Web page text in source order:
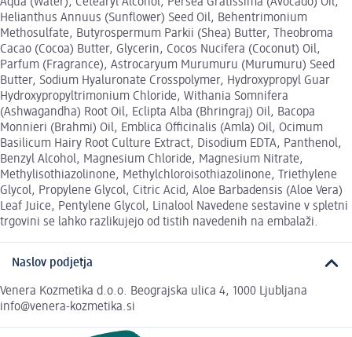
Helianthus Annuus (Sunflower) Seed Oil, Behentrimonium
Methosulfate, Butyrospermum Parkii (Shea) Butter, Theobroma
Cacao (Cocoa) Butter, Glycerin, Cocos Nucifera (Coconut) Oil,
Parfum (Fragrance), Astrocaryum Murumuru (Murumuru) Seed
Butter, Sodium Hyaluronate Crosspolymer, Hydroxypropyl Guar
Hydroxypropyltrimonium Chloride, Withania Somnifera
(Ashwagandha) Root Oil, Eclipta Alba (Bhringraj) Oil, Bacopa
Monnieri (Brahmi) Oil, Emblica Officinalis (Amla) Oil, Ocimum
Basilicum Hairy Root Culture Extract, Disodium EDTA, Panthenol,
Benzyl Alcohol, Magnesium Chloride, Magnesium Nitrate,
Methylisothiazolinone, Methylchloroisothiazolinone, Triethylene
Glycol, Propylene Glycol, Citric Acid, Aloe Barbadensis (Aloe Vera)
Leaf Juice, Pentylene Glycol, Linalool Navedene sestavine v spletni
trgovini se lahko razlikujejo od tistih navedenih na embalaži.
Naslov podjetja
Venera Kozmetika d.o.o. Beograjska ulica 4, 1000 Ljubljana
info@venera-kozmetika.si